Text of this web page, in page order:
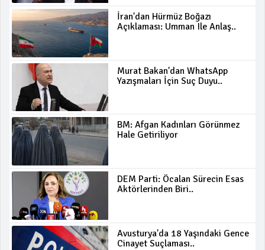
İran'dan Hürmüz Boğazı
Açıklaması: Umman Ile Anlaş..
Murat Bakan'dan WhatsApp
Yazışmaları İçin Suç Duyu..
BM: Afgan Kadınları Görünmez
Hale Getiriliyor
DEM Parti: Öcalan Sürecin Esas
Aktörlerinden Biri..
Avusturya'da 18 Yaşındaki Gence
Cinayet Suçlaması..